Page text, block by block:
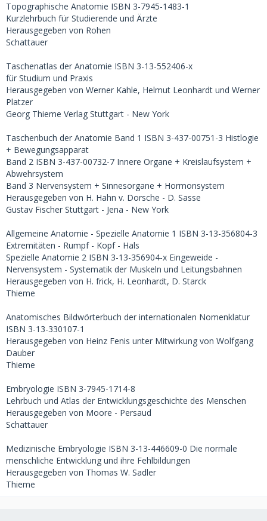
Topographische Anatomie ISBN 3-7945-1483-1
Kurzlehrbuch für Studierende und Ärzte
Herausgegeben von Rohen
Schattauer
Taschenatlas der Anatomie ISBN 3-13-552406-x
für Studium und Praxis
Herausgegeben von Werner Kahle, Helmut Leonhardt und Werner
Platzer
Georg Thieme Verlag Stuttgart - New York
Taschenbuch der Anatomie Band 1 ISBN 3-437-00751-3 Histlogie
+ Bewegungsapparat
Band 2 ISBN 3-437-00732-7 Innere Organe + Kreislaufsystem +
Abwehrsystem
Band 3 Nervensystem + Sinnesorgane + Hormonsystem
Herausgegeben von H. Hahn v. Dorsche - D. Sasse
Gustav Fischer Stuttgart - Jena - New York
Allgemeine Anatomie - Spezielle Anatomie 1 ISBN 3-13-356804-3
Extremitäten - Rumpf - Kopf - Hals
Spezielle Anatomie 2 ISBN 3-13-356904-x Eingeweide -
Nervensystem - Systematik der Muskeln und Leitungsbahnen
Herausgegeben von H. frick, H. Leonhardt, D. Starck
Thieme
Anatomisches Bildwörterbuch der internationalen Nomenklatur
ISBN 3-13-330107-1
Herausgegeben von Heinz Fenis unter Mitwirkung von Wolfgang
Dauber
Thieme
Embryologie ISBN 3-7945-1714-8
Lehrbuch und Atlas der Entwicklungsgeschichte des Menschen
Herausgegeben von Moore - Persaud
Schattauer
Medizinische Embryologie ISBN 3-13-446609-0 Die normale
menschliche Entwicklung und ihre Fehlbildungen
Herausgegeben von Thomas W. Sadler
Thieme